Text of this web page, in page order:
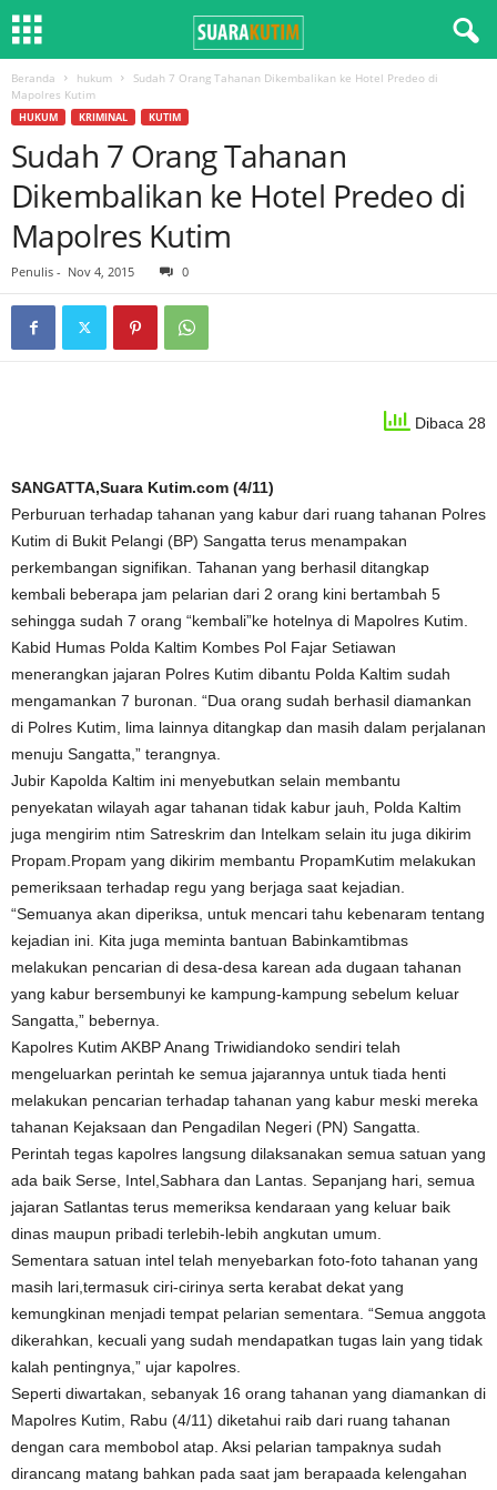
Beranda hukum
Sudah 7 Orang Tahanan Dikembalikan ke Hotel Predeo di
Mapolres Kutim
HUKUM KRIMINAL KUTIM
Sudah 7 Orang Tahanan
Dikembalikan ke Hotel Predeo di
Mapolres Kutim
Penulis - Nov 4, 2015 0
Dibaca 28
SANGATTA,Suara Kutim.com (4/11)
Perburuan terhadap tahanan yang kabur dari ruang tahanan Polres
Kutim di Bukit Pelangi (BP) Sangatta terus menampakan
perkembangan signifikan. Tahanan yang berhasil ditangkap
kembali beberapa jam pelarian dari 2 orang kini bertambah 5
sehingga sudah 7 orang “kembali”ke hotelnya di Mapolres Kutim.
Kabid Humas Polda Kaltim Kombes Pol Fajar Setiawan
menerangkan jajaran Polres Kutim dibantu Polda Kaltim sudah
mengamankan 7 buronan. “Dua orang sudah berhasil diamankan
di Polres Kutim, lima lainnya ditangkap dan masih dalam perjalanan
menuju Sangatta,” terangnya.
Jubir Kapolda Kaltim ini menyebutkan selain membantu
penyekatan wilayah agar tahanan tidak kabur jauh, Polda Kaltim
juga mengirim ntim Satreskrim dan Intelkam selain itu juga dikirim
Propam.Propam yang dikirim membantu PropamKutim melakukan
pemeriksaan terhadap regu yang berjaga saat kejadian.
“Semuanya akan diperiksa, untuk mencari tahu kebenaram tentang
kejadian ini. Kita juga meminta bantuan Babinkamtibmas
melakukan pencarian di desa-desa karean ada dugaan tahanan
yang kabur bersembunyi ke kampung-kampung sebelum keluar
Sangatta,” bebernya.
Kapolres Kutim AKBP Anang Triwidiandoko sendiri telah
mengeluarkan perintah ke semua jajarannya untuk tiada henti
melakukan pencarian terhadap tahanan yang kabur meski mereka
tahanan Kejaksaan dan Pengadilan Negeri (PN) Sangatta.
Perintah tegas kapolres langsung dilaksanakan semua satuan yang
ada baik Serse, Intel,Sabhara dan Lantas. Sepanjang hari, semua
jajaran Satlantas terus memeriksa kendaraan yang keluar baik
dinas maupun pribadi terlebih-lebih angkutan umum.
Sementara satuan intel telah menyebarkan foto-foto tahanan yang
masih lari,termasuk ciri-cirinya serta kerabat dekat yang
kemungkinan menjadi tempat pelarian sementara. “Semua anggota
dikerahkan, kecuali yang sudah mendapatkan tugas lain yang tidak
kalah pentingnya,” ujar kapolres.
Seperti diwartakan, sebanyak 16 orang tahanan yang diamankan di
Mapolres Kutim, Rabu (4/11) diketahui raib dari ruang tahanan
dengan cara membobol atap. Aksi pelarian tampaknya sudah
dirancang matang bahkan pada saat jam berapaada kelengahan